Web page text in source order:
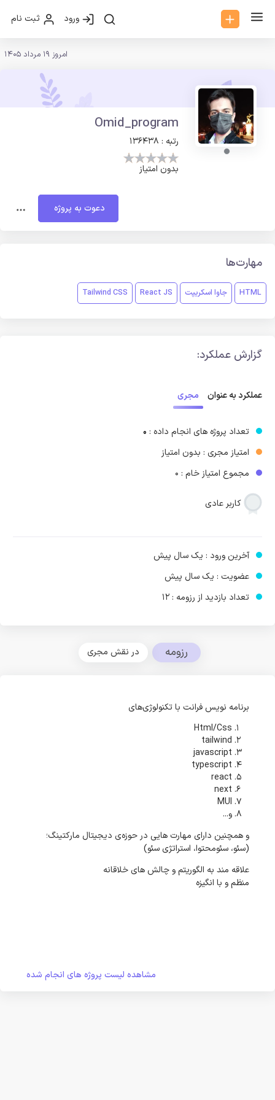
ورود ثبت نام
امروز 19 مرداد 1405
Omid_program
رتبه : 136438
بدون امتیاز
دعوت به پروژه
مهارت‌ها
HTML جاوا اسکریپت React JS
Tailwind CSS
گزارش عملکرد:
عملکرد به عنوان مجری
تعداد پروژه های انجام داده : 0
امتیاز مجری : بدون امتیاز
مجموع امتیاز خام : 0
کاربر عادی
آخرین ورود : یک سال پیش
عضویت : یک سال پیش
تعداد بازدید از رزومه : 12
رزومه در نقش مجری
برنامه نویس فرانت با تکنولوژی‌های
Html/Css
tailwind
javascript
typescript
react
next
MUI
و...
و همچنین دارای مهارت هایی در حوزه‌ی دیجیتال مارکتینگ؛
(سئو، سئومحتوا، استراتژی سئو)
علاقه مند به الگوریتم و چالش های خلاقانه
منظم و با انگیزه
مشاهده لیست پروژه های انجام شده